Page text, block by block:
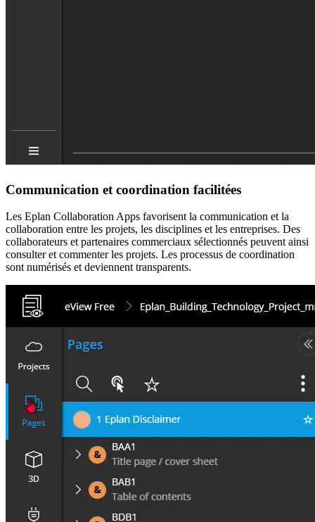
Communication et coordination facilitées
Les Eplan Collaboration Apps favorisent la communication et la
collaboration entre les projets, les disciplines et les entreprises. Des
collaborateurs et partenaires commerciaux sélectionnés peuvent ainsi
consulter et commenter les projets. Les processus de coordination
sont numérisés et deviennent transparents.